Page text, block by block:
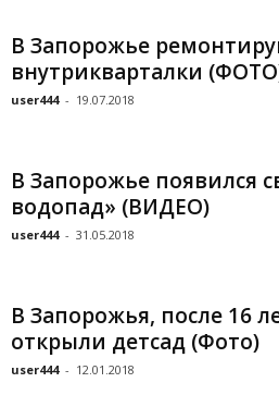
В Запорожье
внутрикварталки
user444 - 19.07.2018
В Запорожье появился
водопад» (ВИДЕО)
user444 - 31.05.2018
В Запорожья, после 16
открыли детсад (Фото)
user444 - 12.01.2018